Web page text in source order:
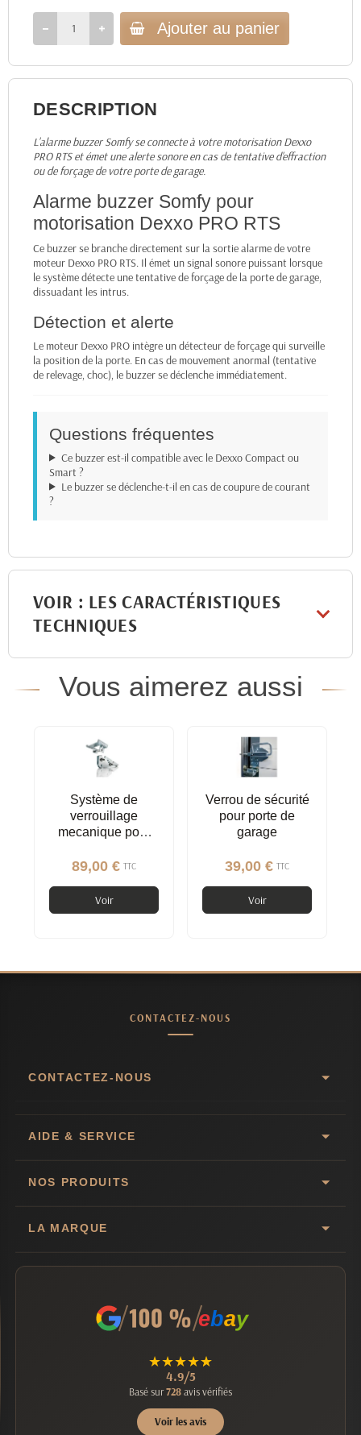
Ajouter au panier
DESCRIPTION
L'alarme buzzer Somfy se connecte à votre motorisation Dexxo
PRO RTS et émet une alerte sonore en cas de tentative d'effraction
ou de forçage de votre porte de garage.
Alarme buzzer Somfy pour
motorisation Dexxo PRO RTS
Ce buzzer se branche directement sur la sortie alarme de votre
moteur Dexxo PRO RTS. Il émet un signal sonore puissant lorsque
le système détecte une tentative de forçage de la porte de garage,
dissuadant les intrus.
Détection et alerte
Le moteur Dexxo PRO intègre un détecteur de forçage qui surveille
la position de la porte. En cas de mouvement anormal (tentative
de relevage, choc), le buzzer se déclenche immédiatement.
Questions fréquentes
Ce buzzer est-il compatible avec le Dexxo Compact ou
Smart ?
Le buzzer se déclenche-t-il en cas de coupure de courant
?
VOIR : LES CARACTÉRISTIQUES
TECHNIQUES
Vous aimerez aussi
Système de
verrouillage
mecanique pour
garage Dexxo,
89,00 € TTC
Voir
Verrou de sécurité
pour porte de
garage
39,00 € TTC
Voir
CONTACTEZ-NOUS
CONTACTEZ-NOUS
AIDE & SERVICE
NOS PRODUITS
LA MARQUE
ebay
★★★★★
4.9/5
Basé sur728avis vérifiés
Voir les avis